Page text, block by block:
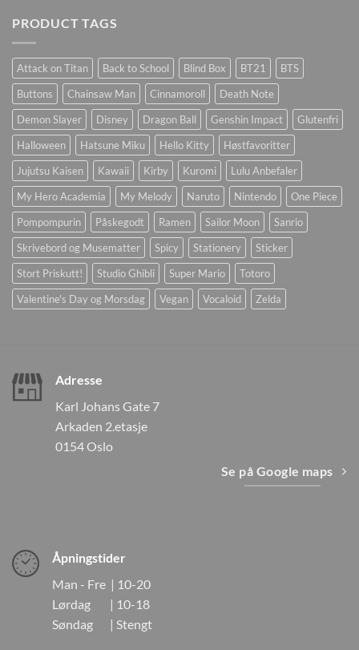
PRODUCT TAGS
Attack on Titan Back to School Blind Box BT21
BTS
Buttons
Chainsaw Man Cinnamoroll
Death Note
Demon Slayer
Disney Dragon Ball Genshin Impact
Glutenfri
Halloween
Hatsune Miku Hello Kitty
Høstfavoritter
Jujutsu Kaisen
Kawaii Kirby Kuromi
Lulu Anbefaler
My Hero Academia
My Melody Naruto Nintendo
One Piece
Pompompurin
Påskegodt Ramen Sailor Moon
Sanrio
Skrivebord og Musematter
Spicy Stationery
Sticker
Stort Priskutt!
Studio Ghibli Super Mario
Totoro
Valentine's Day og Morsdag
Vegan Vocaloid Zelda
Adresse
Karl Johans Gate 7
Arkaden 2.etasje
0154 Oslo
Se på Google maps
Åpningstider
Man - Fre | 10-20
Lørdag | 10-18
Søndag | Stengt